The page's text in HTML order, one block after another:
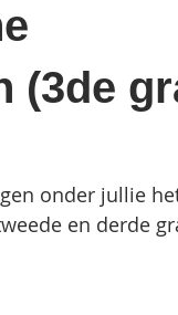
(3de
onder jullie
en derde